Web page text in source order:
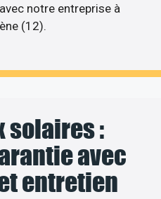
notre entreprise à
(12).
solaires :
avec
entretien